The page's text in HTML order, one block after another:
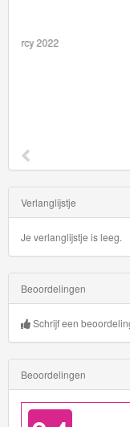
HW
Metro
HW
Modified
HW
Moto
HW
Raceday
HW
Race
36002 BRIO
Verlanglijstje
Je verlanglijstje is leeg.
Beoordelingen
Schrijf een
Beoordelingen